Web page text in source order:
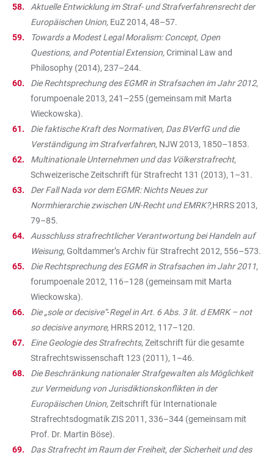
Aktuelle Entwicklung im Straf- und Strafverfahrensrecht der
Europäischen Union, EuZ 2014, 48–57.
Towards a Modest Legal Moralism: Concept, Open
Questions, and Potential Extension,Criminal Law and
Philosophy (2014), 237–244.
Die Rechtsprechung des EGMR in Strafsachen im Jahr 2012,
forumpoenale 2013, 241–255 (gemeinsam mit Marta
Wieckowska).
Die faktische Kraft des Normativen, Das BVerfG und die
Verständigung im Strafverfahren, NJW 2013, 1850–1853.
Multinationale Unternehmen und das Völkerstrafrecht,
Schweizerische Zeitschrift für Strafrecht 131 (2013), 1–31.
Der Fall Nada vor dem EGMR: Nichts Neues zur
Normhierarchie zwischen UN-Recht und EMRK?,HRRS 2013,
79–85.
Ausschluss strafrechtlicher Verantwortung bei Handeln auf
Weisung, Goltdammer’s Archiv für Strafrecht 2012, 556–573.
Die Rechtsprechung des EGMR in Strafsachen im Jahr 2011,
forumpoenale 2012, 116–128 (gemeinsam mit Marta
Wieckowska).
Die „sole or decisive“-Regel in Art. 6 Abs. 3 lit. d EMRK – not
so decisive anymore, HRRS 2012, 117–120.
Eine Geologie des Strafrechts, Zeitschrift für die gesamte
Strafrechtswissenschaft 123 (2011), 1–46.
Die Beschränkung nationaler Strafgewalten als Möglichkeit
zur Vermeidung von Jurisdiktionskonflikten in der
Europäischen Union,Zeitschrift für Internationale
Strafrechtsdogmatik ZIS 2011, 336–344 (gemeinsam mit
Prof. Dr. Martin Böse).
Das Strafrecht im Raum der Freiheit, der Sicherheit und des